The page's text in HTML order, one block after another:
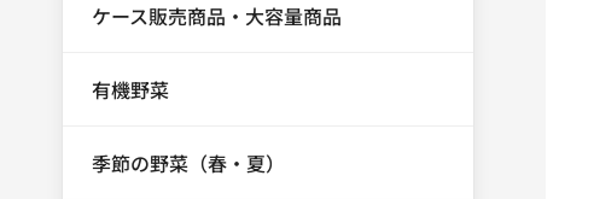
ケース販売商品・大容量商品
有機野菜
季節の野菜（春・夏）